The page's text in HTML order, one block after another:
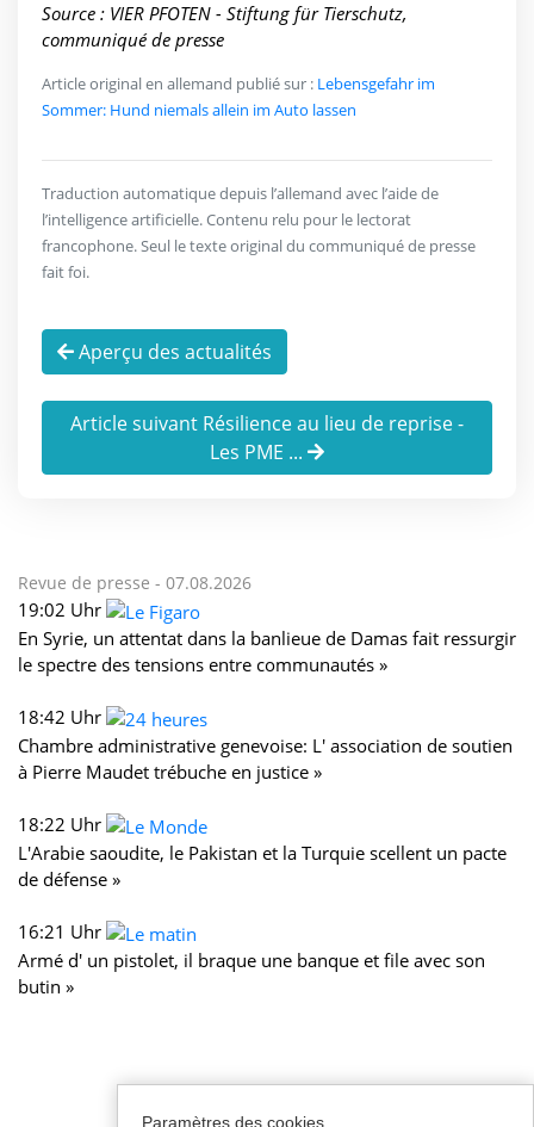
Source : VIER PFOTEN - Stiftung für Tierschutz,
communiqué de presse
Article original en allemand publié sur : Lebensgefahr im
Sommer: Hund niemals allein im Auto lassen
Traduction automatique depuis l’allemand avec l’aide de
l’intelligence artificielle. Contenu relu pour le lectorat
francophone. Seul le texte original du communiqué de presse
fait foi.
Aperçu des actualités
Article suivant Résilience au lieu de reprise -
Les PME ...
Revue de presse - 07.08.2026
19:02 Uhr
En Syrie, un attentat dans la banlieue de Damas fait ressurgir
le spectre des tensions entre communautés »
18:42 Uhr
Chambre administrative genevoise: L' association de soutien
à Pierre Maudet trébuche en justice »
18:22 Uhr
L'Arabie saoudite, le Pakistan et la Turquie scellent un pacte
de défense »
16:21 Uhr
Armé d' un pistolet, il braque une banque et file avec son
butin »
Paramètres des cookies